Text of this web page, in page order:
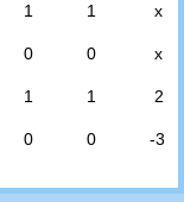
1 1 x
0 0 x
1 1 2
0 0 -3